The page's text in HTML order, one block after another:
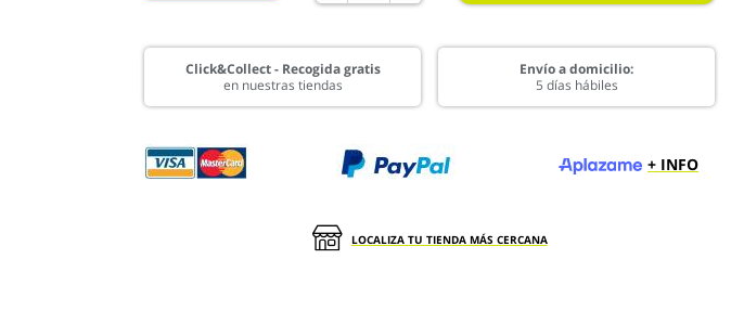
Click&Collect - Recogida gratis
en nuestras tiendas
Envío a domicilio:
5 días hábiles
+ INFO
LOCALIZA TU TIENDA MÁS CERCANA